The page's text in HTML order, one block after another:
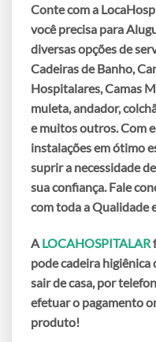
Conte com a
você precisa para
diversas opções de
Cadeiras de Banho,
Hospitalares, Camas
muleta, andador,
e muitos outros. Com
instalações em ótimo
suprir a necessidade
sua confiança. Fale
com toda a Qualidade
A LOCAHOSPITALAR
podecadeira higiênica
sair de casa, por
efetuar o pagamento
produto!